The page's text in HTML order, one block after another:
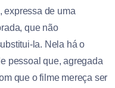
expressa de uma
que não
la. Nela há o
pessoal que, agregada
que o filme mereça ser